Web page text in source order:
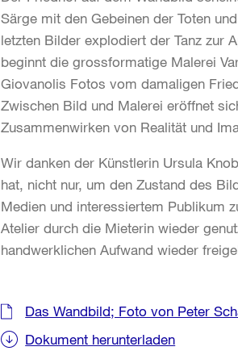
Särge mit den Gebeinen der Toten
letzten Bilder explodiert der Tanz zur
beginnt die grossformatige Malerei
Giovanolis Fotos vom damaligen
Zwischen Bild und Malerei eröffnet
Zusammenwirken von Realität und
Wir danken der Künstlerin Ursula
hat, nicht nur, um den Zustand des
Medien und interessiertem Publikum
Atelier durch die Mieterin wieder
handwerklichen Aufwand wieder
Weitere
Informationen
Das Wandbild; Foto von Peter
Dokument herunterladen